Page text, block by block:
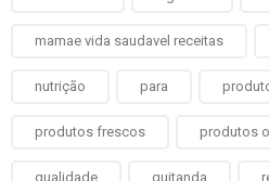
mamae vida saudavel receitas
nutrição para
produtos frescos produtos
qualidade quitanda